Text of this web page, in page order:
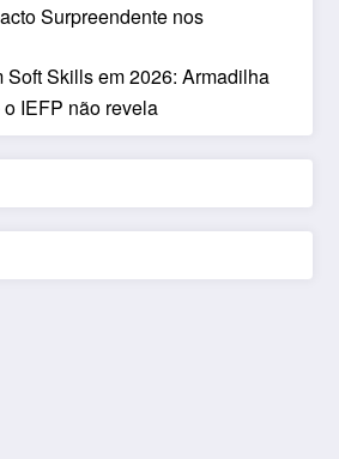
Surpreendente nos
Soft Skills em 2026: Armadilha
IEFP não revela